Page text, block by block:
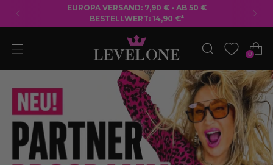
0
KOSTENLOSER VERSAND AB 50 € BESTELLWERT